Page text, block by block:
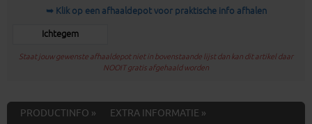
➥ Klik op een afhaaldepot voor praktische info afhalen
Ichtegem
Staat jouw gewenste afhaaldepot niet in bovenstaande lijst dan kan dit artikel daar
NOOIT gratis afgehaald worden
PRODUCTINFO »
EXTRA INFORMATIE »